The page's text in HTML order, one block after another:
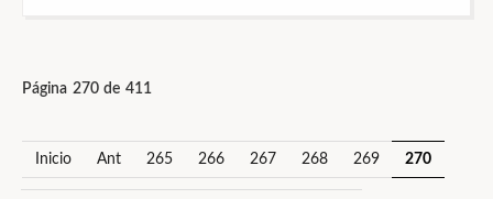
Página 270 de 411
Inicio Ant 265 266 267 268 269 270